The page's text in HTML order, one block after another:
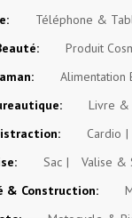
Téléphone &
Produit
Alimentation
Livre &
Cardio
Sac
Valise &
& Construction: